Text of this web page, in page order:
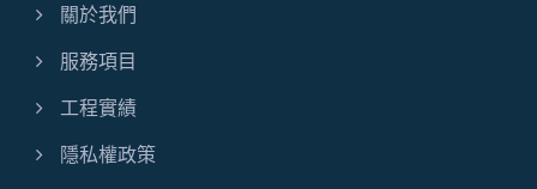
關於我們
服務項目
工程實績
隱私權政策